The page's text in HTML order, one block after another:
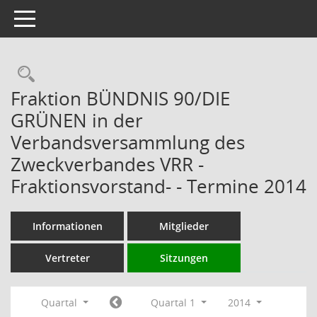
Toggle navigation
Rechercheauswahl
Fraktion BÜNDNIS 90/DIE
GRÜNEN in der
Verbandsversammlung des
Zweckverbandes VRR -
Fraktionsvorstand- - Termine 2014
Informationen Mitglieder
Vertreter Sitzungen
Quartal Quartal 1
2014